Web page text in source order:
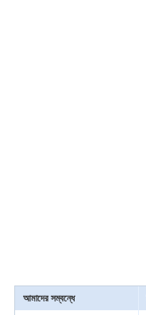
আমাদের সম্বন্ধে